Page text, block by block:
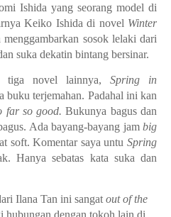
Ishida yang seorang model di
Keiko Ishida di novel Winter
sosok lelaki dari
suka dekatin bintang bersinar.
tiga novel lainnya, Spring in
buku terjemahan. Padahal ini kan
far so good.Bukunya bagus dan
Ada bayang-bayang jam big
soft. Komentar saya untu Spring
Hanya sebatas kata suka dan
Ilana Tan ini sangat out of the
hubungan dengan tokoh lain di